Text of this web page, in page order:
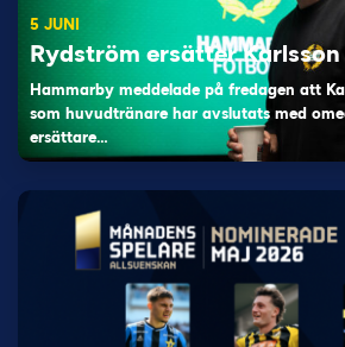
5 JUNI
Rydström ersätter
Hammarby meddelade på fredagen att
som huvudtränare har avslutats med
ersättare…